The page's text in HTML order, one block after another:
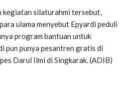
kegiatan silaturahmi tersebut,
ulama menyebut Epyardi peduli
program bantuan untuk
pun punya pesantren gratis di
Darul Ilmi di Singkarak. (ADIB)